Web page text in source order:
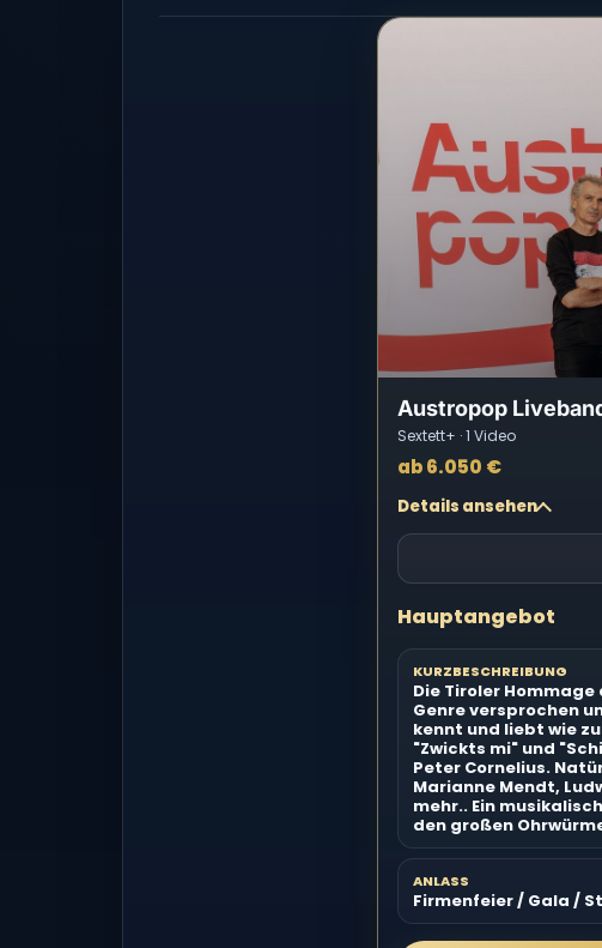
Austropop
Sextett+ · 1 Video
ab 6.050 €
Details ansehen
Hauptangebot
KURZBESCHREIBUNG
Die Tiroler Hommage
Genre versprochen
kennt und liebt wie
"Zwickts mi" und
Peter Cornelius.
Marianne Mendt,
mehr.. Ein
den großen
ANLASS
Firmenfeier / Gala /